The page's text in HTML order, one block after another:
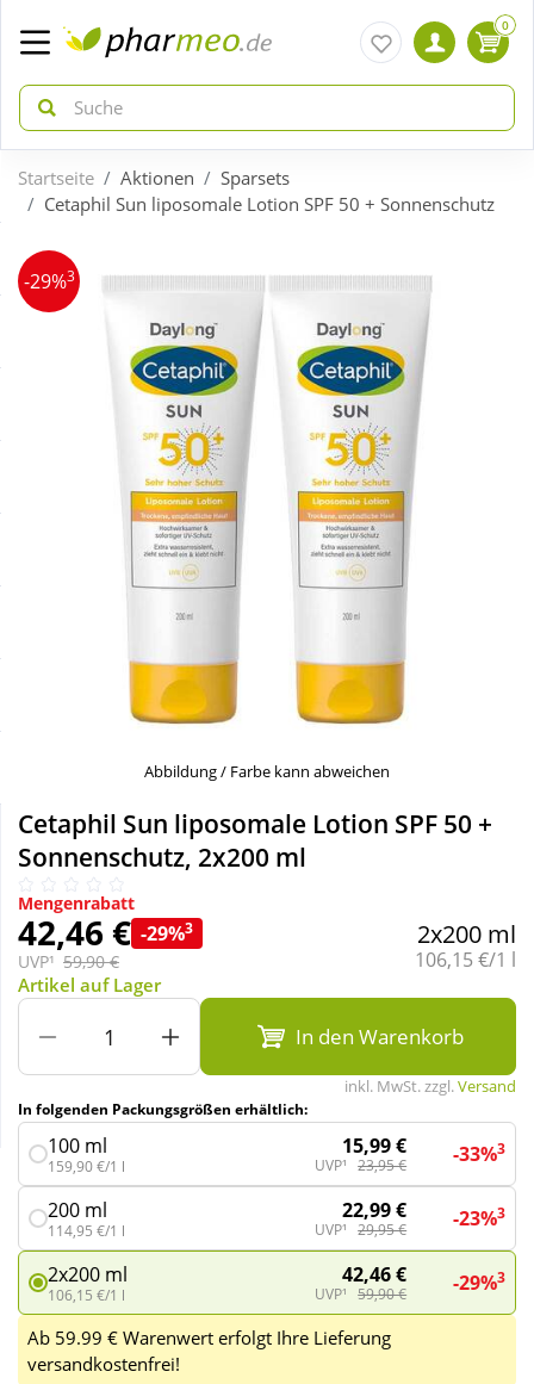
zurück
ÜBERSICHT AKTIONEN
Aktuelle Coupons
Täglich gut versorgt
zurück
ÜBERSICHT KATEGORIEN
Körperpflege & Kosmetik
Mutter & Kind
Nahrungsergänzung
Natur & Homöopathie
Sanitätshaus
Sport & Fitness
Wellness
0
Startseite Aktionen
Sparsets
Cetaphil Sun liposomale Lotion SPF 50 + Sonnenschutz
-29%3
Abbildung / Farbe kann abweichen
Cetaphil Sun liposomale Lotion SPF 50 +
Sonnenschutz, 2x200 ml
Mengenrabatt
42,46 € -29%3
UVP¹ 59,90 €
2x200 ml
Grundpreis:
106,15 €/1 l
Artikel auf Lager
In den Warenkorb
inkl. MwSt. zzgl.Versand
In folgenden Packungsgrößen erhältlich:
100 ml
159,90 €/1 l
15,99 €
UVP¹ 23,95 € -33%3
200 ml
114,95 €/1 l
22,99 €
UVP¹ 29,95 € -23%3
2x200 ml
106,15 €/1 l
42,46 €
UVP¹ 59,90 € -29%3
Ab 59.99 € Warenwert erfolgt Ihre Lieferung
versandkostenfrei!